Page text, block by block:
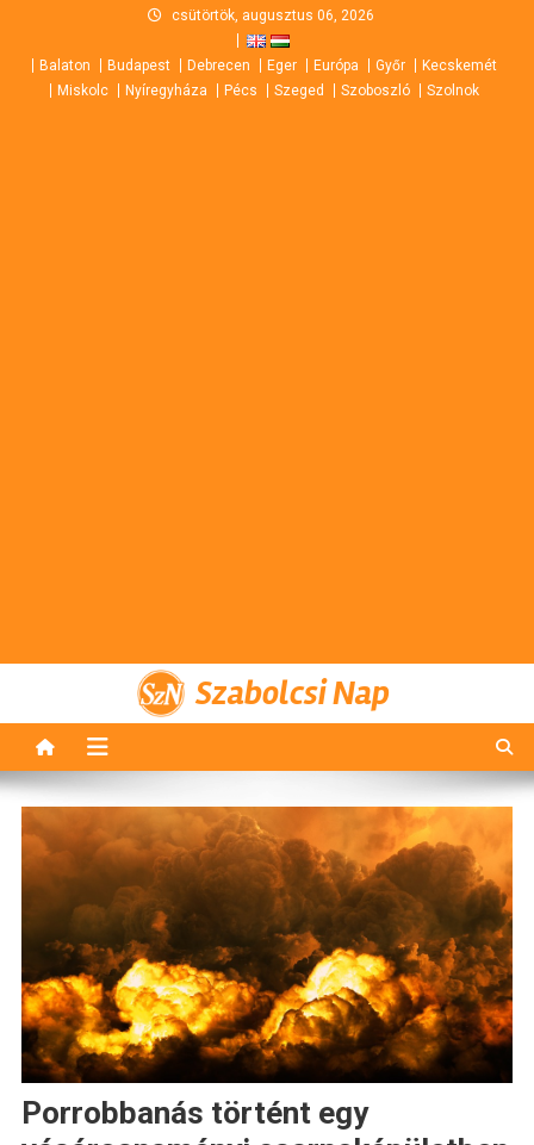
content
csütörtök, augusztus 06, 2026
Balaton Budapest Debrecen Eger Európa Győr
Kecskemét
Miskolc
Nyíregyháza Pécs Szeged Szoboszló Szolnok
Szabolcsi Nap
Porrobbanás történt egy